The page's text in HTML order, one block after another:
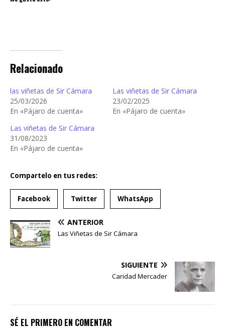
Relacionado
las viñetas de Sir Cámara
25/03/2026
En «Pájaro de cuenta»
Las viñetas de Sir Cámara
23/02/2025
En «Pájaro de cuenta»
Las viñetas de Sir Cámara
31/08/2023
En «Pájaro de cuenta»
Compartelo en tus redes:
Facebook Twitter WhatsApp
ANTERIOR
Las Viñetas de Sir Cámara
SIGUIENTE
Caridad Mercader
SÉ EL PRIMERO EN COMENTAR